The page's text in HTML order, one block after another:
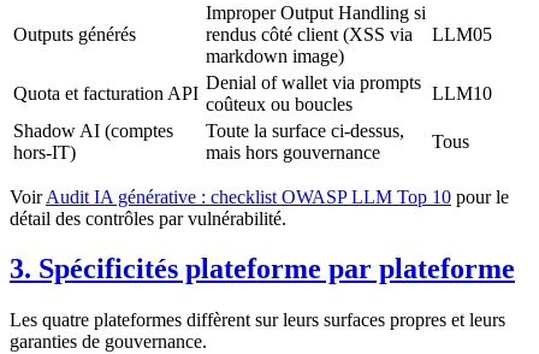
Outputs générés
Improper Output Handling si
rendus côté client (XSS via
markdown image)
LLM05
Quota et facturation API
Denial of wallet via prompts
coûteux ou boucles
LLM10
Shadow AI (comptes
hors-IT)
Toute la surface ci-dessus,
mais hors gouvernance
Tous
VoirAudit IA générative : checklist OWASP LLM Top 10 pour le
détail des contrôles par vulnérabilité.
3. Spécificités plateforme par plateforme
Les quatre plateformes diffèrent sur leurs surfaces propres et leurs
garanties de gouvernance.